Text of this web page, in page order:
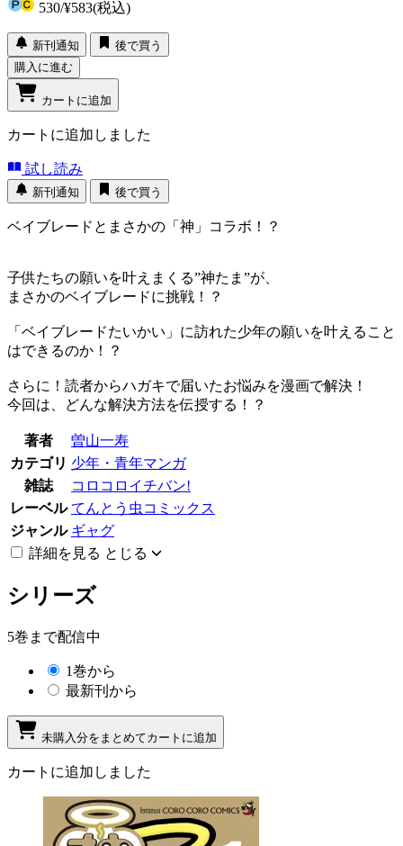
530/¥583(税込)
新刊通知
後で買う
購入に進む
カートに追加
カートに追加しました
試し読み
新刊通知 後で買う
ベイブレードとまさかの「神」コラボ！？
子供たちの願いを叶えまくる”神たま”が、
まさかのベイブレードに挑戦！？
「ベイブレードたいかい」に訪れた少年の願いを叶えること
はできるのか！？
さらに！読者からハガキで届いたお悩みを漫画で解決！
今回は、どんな解決方法を伝授する！？
著者
曽山一寿
カテゴリ 少年・青年マンガ
雑誌
コロコロイチバン!
レーベル てんとう虫コミックス
ジャンル ギャグ
詳細を見る とじる
シリーズ
5巻まで配信中
1巻から
最新刊から
未購入分をまとめてカートに追加
カートに追加しました